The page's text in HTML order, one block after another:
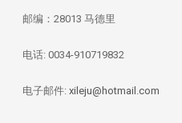
牙投资移
榜首
【独家新闻/投资资
房价刷新记录：跌幅
邮编：28013 马德里
电话: 0034-910719832
电子邮件: xileju@hotmail.com